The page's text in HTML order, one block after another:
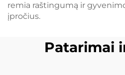
remia raštingumą ir
įpročius.
Patarimai